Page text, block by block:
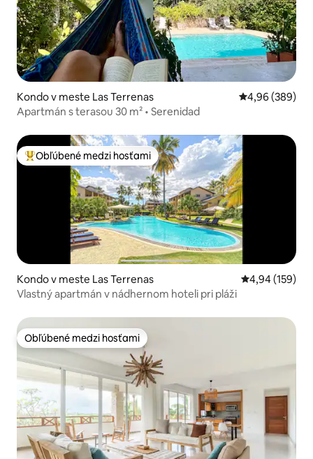
Kondo v meste Las Terrenas Priemerné
4,96 (389)
Apartmán s terasou 30 m² • Serenidad
Najobľúbenejšie medzi hosťami
Obľúbené medzi hosťami
Kondo v meste Las Terrenas Priemerné
4,94 (159)
Vlastný apartmán v nádhernom hoteli pri pláži
Obľúbené medzi hosťami
Obľúbené medzi hosťami